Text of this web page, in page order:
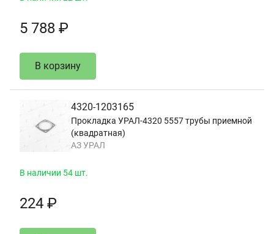
5 788 ₽
В корзину
4320-1203165
Прокладка УРАЛ-4320 5557 трубы приемной
(квадратная)
АЗ УРАЛ
В наличии 54 шт.
224 ₽